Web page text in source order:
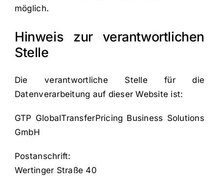
möglich.
Hinweis zur verantwortlichen
Stelle
Die verantwortliche Stelle für die
Datenverarbeitung auf dieser Website ist:
GTP GlobalTransferPricing Business Solutions
GmbH
Postanschrift:
Wertinger Straße 40